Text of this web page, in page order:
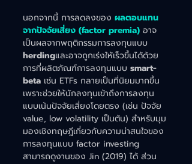
นอกจากนี้ การลดลงของ ผลตอบแทน
จากปัจจัยเสี่ยง (factor premia) อาจ
เป็นผลจากพฤติกรรมการลงทุนแบบ
herdingและอาจถูกเร่งให้เร็วขึ้นได้ด้วย
การที่ผลิตภัณฑ์การลงทุนแบบ smart-
beta เช่น ETFs กลายเป็นที่นิยมมากขึ้น
เพราะช่วยให้นักลงทุนเข้าถึงการลงทุน
แบบเน้นปัจจัยเสี่ยงโดยตรง (เช่น ปัจจัย
value, low volatility เป็นต้น) สำหรับมุม
มองเชิงทฤษฎีเกี่ยวกับความน่าสนใจของ
การลงทุนแบบ factor investing
สามารถดูงานของ Jin (2019) ได้ ส่วน